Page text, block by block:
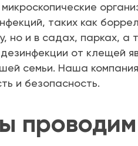
таких как
но и в садах, парках, а
от клещей
семьи. Наша
и безопасность.